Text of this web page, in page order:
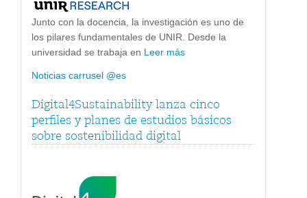
Junto con la docencia, la investigación es uno de
los pilares fundamentales de UNIR. Desde la
universidad se trabaja en Leer más
Noticias carrusel @es
Digital4Sustainability lanza cinco
perfiles y planes de estudios básicos
sobre sostenibilidad digital